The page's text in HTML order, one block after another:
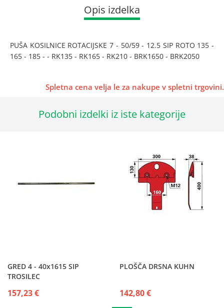
Opis izdelka
PUŠA KOSILNICE ROTACIJSKE 7 - 50/59 - 12.5 SIP ROTO 135 -
165 - 185 - - RK135 - RK165 - RK210 - BRK1650 - BRK2050
Spletna cena velja le za nakupe v spletni trgovini.
Podobni izdelki iz iste kategorije
GRED 4 - 40x1615 SIP
TROSILEC
157,23 €
PLOŠČA DRSNA KUHN
142,80 €